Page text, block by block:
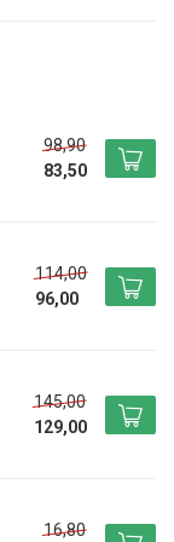
98,90
83,50
114,00
96,00
145,00
129,00
16,80